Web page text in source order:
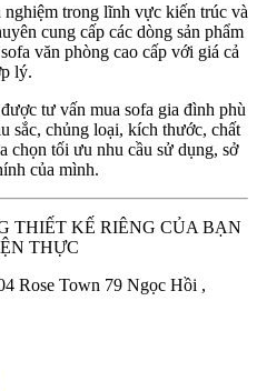
trong lĩnh vực kiến trúc và
cung cấp các dòng sản phẩm
văn phòng cao cấp với giá cả
lý.
tư vấn mua sofa gia đình phù
sắc, chủng loại, kích thước, chất
tối ưu nhu cầu sử dụng, sở
của mình.
THIẾT KẾ RIÊNG CỦA BẠN
THỰC
Rose Town 79 Ngọc Hồi ,